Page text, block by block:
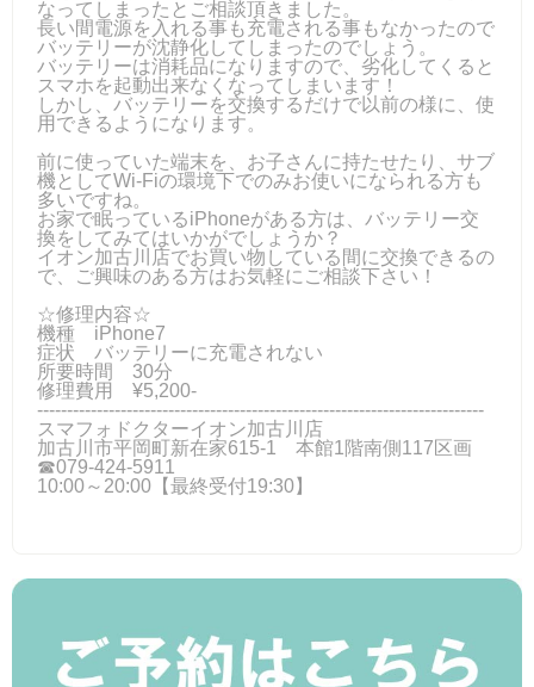
なってしまったとご相談頂きました。
長い間電源を入れる事も充電される事もなかったので
バッテリーが沈静化してしまったのでしょう。
バッテリーは消耗品になりますので、劣化してくると
スマホを起動出来なくなってしまいます！
しかし、バッテリーを交換するだけで以前の様に、使
用できるようになります。
前に使っていた端末を、お子さんに持たせたり、サブ
機としてWi-Fiの環境下でのみお使いになられる方も
多いですね。
お家で眠っているiPhoneがある方は、バッテリー交
換をしてみてはいかがでしょうか？
イオン加古川店でお買い物している間に交換できるの
で、ご興味のある方はお気軽にご相談下さい！
☆修理内容☆
機種 iPhone7
症状 バッテリーに充電されない
所要時間 30分
修理費用 ¥5,200-
---------------------------------------------------------------------------
スマフォドクターイオン加古川店
加古川市平岡町新在家615-1 本館1階南側117区画
☎079-424‐5911
10:00～20:00【最終受付19:30】